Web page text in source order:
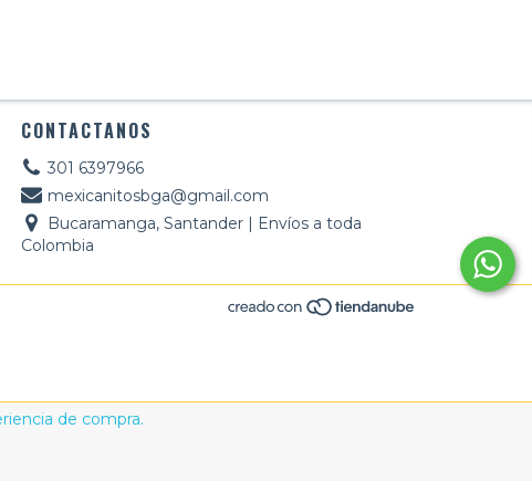
de compra.
CONTACTANOS
301 6397966
mexicanitosbga@gmail.com
Bucaramanga, Santander | Envíos a toda
Colombia